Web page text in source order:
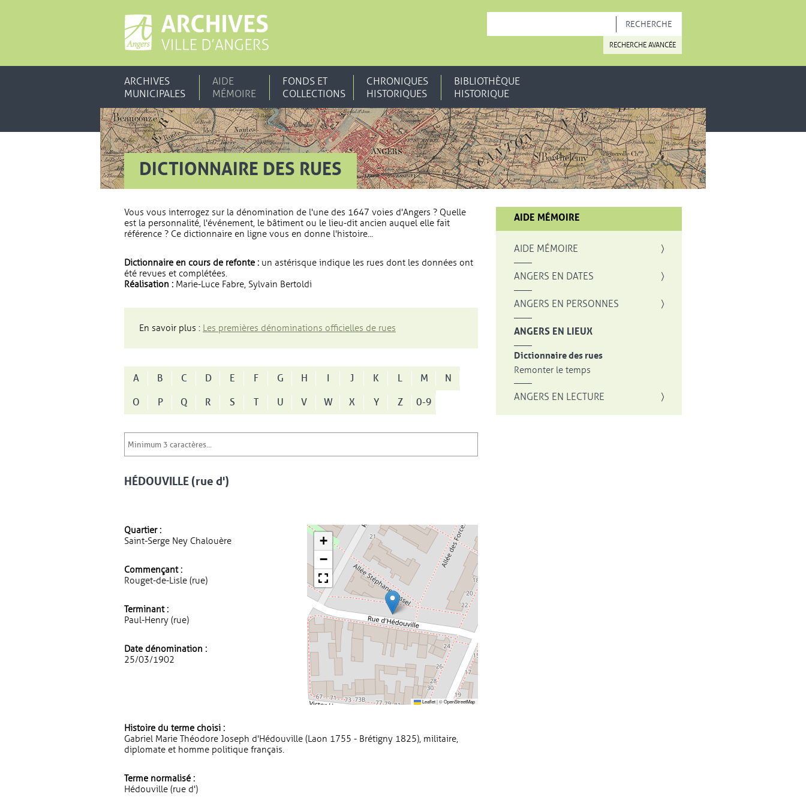
RECHERCHE AVANCÉE
ARCHIVES
MUNICIPALES
AIDE
MÉMOIRE
FONDS ET
COLLECTIONS
CHRONIQUES
HISTORIQUES
BIBLIOTHÈQUE
HISTORIQUE
DICTIONNAIRE DES RUES
Vous vous interrogez sur la dénomination de l'une des 1647 voies d'Angers ? Quelle
est la personnalité, l'événement, le bâtiment ou le lieu-dit ancien auquel elle fait
référence ? Ce dictionnaire en ligne vous en donne l'histoire...
Dictionnaire en cours de refonte : un astérisque indique les rues dont les données ont
été revues et complétées.
Réalisation : Marie-Luce Fabre, Sylvain Bertoldi
En savoir plus : Les premières dénominations officielles de rues
A B C D E F G H I J K L M
N
O
P Q R S T U V W X Y Z 0-9
HÉDOUVILLE (rue d')
Quartier :
Saint-Serge Ney Chalouère
Commençant :
Rouget-de-Lisle (rue)
Terminant :
Paul-Henry (rue)
Date dénomination :
25/03/1902
+
−
Leaflet|©OpenStreetMap
Histoire du terme choisi :
Gabriel Marie Théodore Joseph d'Hédouville (Laon 1755 - Brétigny 1825), militaire,
diplomate et homme politique français.
Terme normalisé :
Hédouville (rue d')
AIDE MÉMOIRE
AIDE MÉMOIRE
ANGERS EN DATES
ANGERS EN PERSONNES
ANGERS EN LIEUX
Dictionnaire des rues
Remonter le temps
ANGERS EN LECTURE